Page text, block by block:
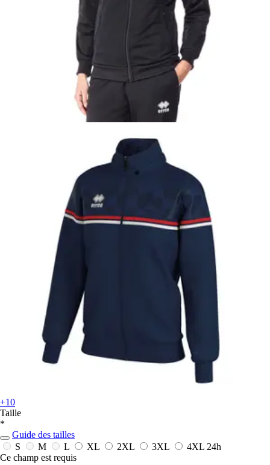
+10
Taille
*
Guide des tailles
S
M L XL 2XL 3XL 4XL 24h
Ce champ est requis